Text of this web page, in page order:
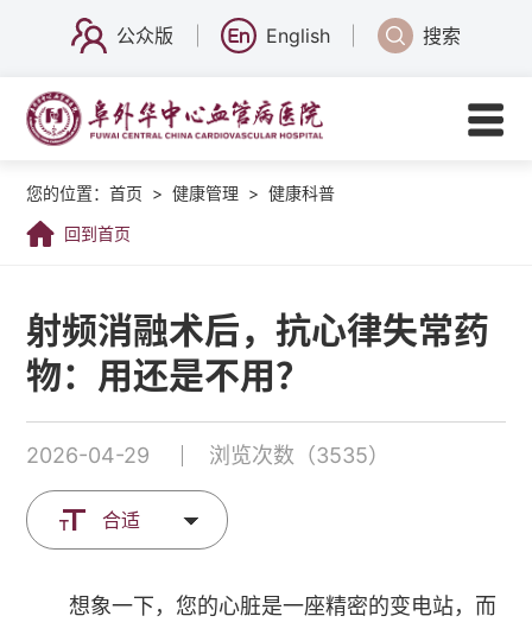
公众版 English 搜索
您的位置：首页 > 健康管理 > 健康科普
回到首页
射频消融术后，抗心律失常药
物：用还是不用？
2026-04-29 浏览次数（3535）
合适
想象一下，您的心脏是一座精密的变电站，而